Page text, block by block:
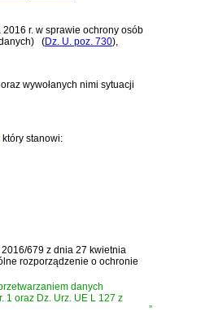
r. w sprawie ochrony osób
(Dz. U. poz. 730),
wywołanych nimi sytuacji
, który stanowi:
679 z dnia 27 kwietnia
rozporządzenie o ochronie
danych
1 oraz Dz. Urz. UE L 127 z
”